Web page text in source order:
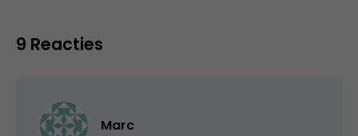
9 Reacties
Marc